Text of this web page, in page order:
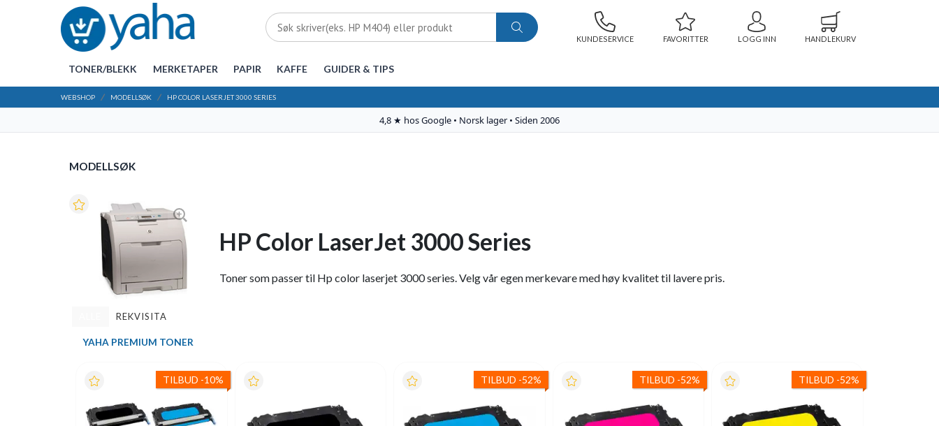
KUNDESERVICE FAVORITTER LOGG INN HANDLEKURV
TONER/BLEKK MERKETAPER PAPIR KAFFE GUIDER & TIPS
WEBSHOP MODELLSØK HP COLOR LASERJET 3000 SERIES
MODELLSØK
HP Color LaserJet 3000 Series
Toner som passer til Hp color laserjet 3000 series. Velg vår egen merkevare med høy kvalitet til lavere pris.
REKVISITA
YAHA PREMIUM TONER
TILBUD -10% TILBUD -52% TILBUD -52% TILBUD -52%